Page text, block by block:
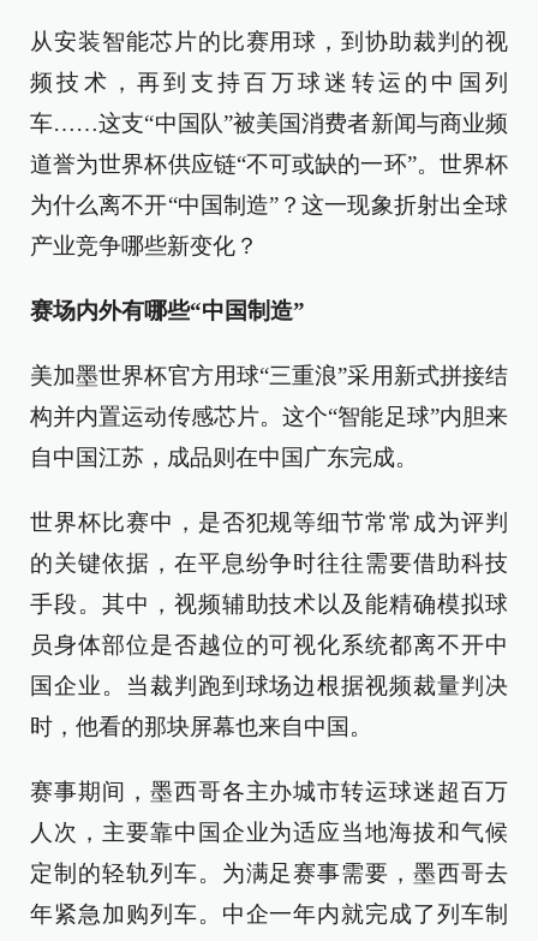
从安装智能芯片的比赛用球，到协助裁判的视
频技术，再到支持百万球迷转运的中国列
车……这支“中国队”被美国消费者新闻与商业频
道誉为世界杯供应链“不可或缺的一环”。世界杯
为什么离不开“中国制造”？这一现象折射出全球
产业竞争哪些新变化？
赛场内外有哪些“中国制造”
美加墨世界杯官方用球“三重浪”采用新式拼接结
构并内置运动传感芯片。这个“智能足球”内胆来
自中国江苏，成品则在中国广东完成。
世界杯比赛中，是否犯规等细节常常成为评判
的关键依据，在平息纷争时往往需要借助科技
手段。其中，视频辅助技术以及能精确模拟球
员身体部位是否越位的可视化系统都离不开中
国企业。当裁判跑到球场边根据视频裁量判决
时，他看的那块屏幕也来自中国。
赛事期间，墨西哥各主办城市转运球迷超百万
人次，主要靠中国企业为适应当地海拔和气候
定制的轻轨列车。为满足赛事需要，墨西哥去
年紧急加购列车。中企一年内就完成了列车制